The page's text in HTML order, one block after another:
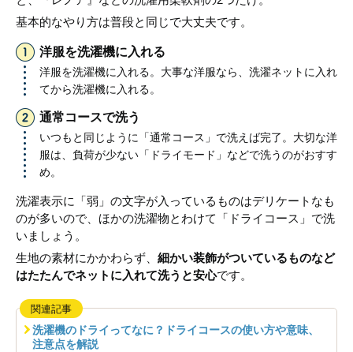
基本的なやり方は普段と同じで大丈夫です。
洋服を洗濯機に入れる
洋服を洗濯機に入れる。大事な洋服なら、洗濯ネットに入れ
てから洗濯機に入れる。
通常コースで洗う
いつもと同じように「通常コース」で洗えば完了。大切な洋
服は、負荷が少ない「ドライモード」などで洗うのがおすす
め。
洗濯表示に「弱」の文字が入っているものはデリケートなも
のが多いので、ほかの洗濯物とわけて「ドライコース」で洗
いましょう。
生地の素材にかかわらず、 細かい装飾がついているものなど
はたたんでネットに入れて洗うと安心です。
関連記事
洗濯機のドライってなに？ドライコースの使い方や意味、
注意点を解説